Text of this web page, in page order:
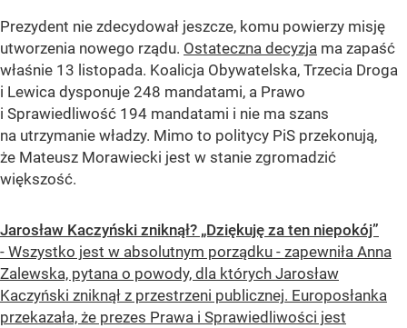
Prezydent nie zdecydował jeszcze, komu powierzy misję
utworzenia nowego rządu. Ostateczna decyzja ma zapaść
właśnie 13 listopada. Koalicja Obywatelska, Trzecia Droga
i Lewica dysponuje 248 mandatami, a Prawo
i Sprawiedliwość 194 mandatami i nie ma szans
na utrzymanie władzy. Mimo to politycy PiS przekonują,
że Mateusz Morawiecki jest w stanie zgromadzić
większość.
Jarosław Kaczyński zniknął? „Dziękuję za ten niepokój”
- Wszystko jest w absolutnym porządku - zapewniła Anna
Zalewska, pytana o powody, dla których Jarosław
Kaczyński zniknął z przestrzeni publicznej. Europosłanka
przekazała, że prezes Prawa i Sprawiedliwości jest